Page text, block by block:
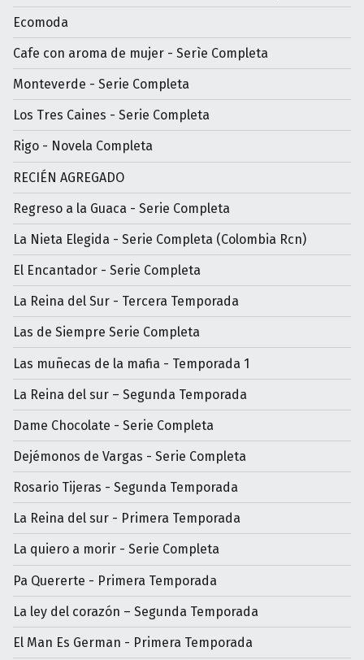
Ecomoda
Cafe con aroma de mujer - Serìe Completa
Monteverde - Serie Completa
Los Tres Caines - Serie Completa
Rigo - Novela Completa
RECIÉN AGREGADO
Regreso a la Guaca - Serie Completa
La Nieta Elegida - Serie Completa (Colombia Rcn)
El Encantador - Serie Completa
La Reina del Sur - Tercera Temporada
Las de Siempre Serie Completa
Las muñecas de la mafia - Temporada 1
La Reina del sur – Segunda Temporada
Dame Chocolate - Serie Completa
Dejémonos de Vargas - Serie Completa
Rosario Tijeras - Segunda Temporada
La Reina del sur - Primera Temporada
La quiero a morir - Serie Completa
Pa Quererte - Primera Temporada
La ley del corazón – Segunda Temporada
El Man Es German - Primera Temporada